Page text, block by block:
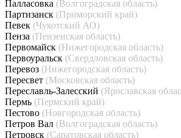
Палласовка (Волгоградская область)
Партизанск (Приморский край)
Певек (Чукотский АО)
Пенза (Пензенская область)
Первомайск (Нижегородская область)
Первоуральск (Свердловская область)
Перевоз (Нижегородская область)
Пересвет (Московская область)
Переславль-Залесский (Ярославская
Пермь (Пермский край)
Пестово (Новгородская область)
Петров Вал (Волгоградская область)
Петровск (Саратовская область)